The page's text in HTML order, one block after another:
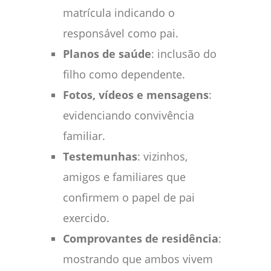
matrícula indicando o
responsável como pai.
Planos de saúde: inclusão do
filho como dependente.
Fotos, vídeos e mensagens:
evidenciando convivência
familiar.
Testemunhas: vizinhos,
amigos e familiares que
confirmem o papel de pai
exercido.
Comprovantes de residência:
mostrando que ambos vivem